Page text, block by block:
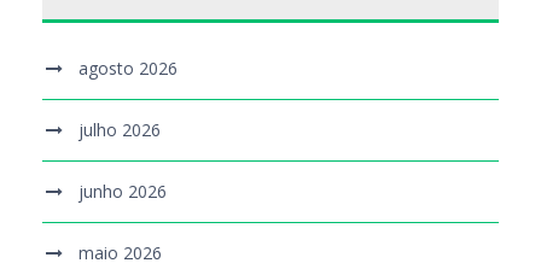
agosto 2026
julho 2026
junho 2026
maio 2026